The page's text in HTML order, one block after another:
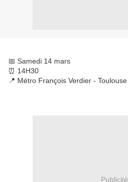
📅 Samedi 14 mars
⏰ 14H30
📍 Métro François Verdier - Toulouse
Publicité